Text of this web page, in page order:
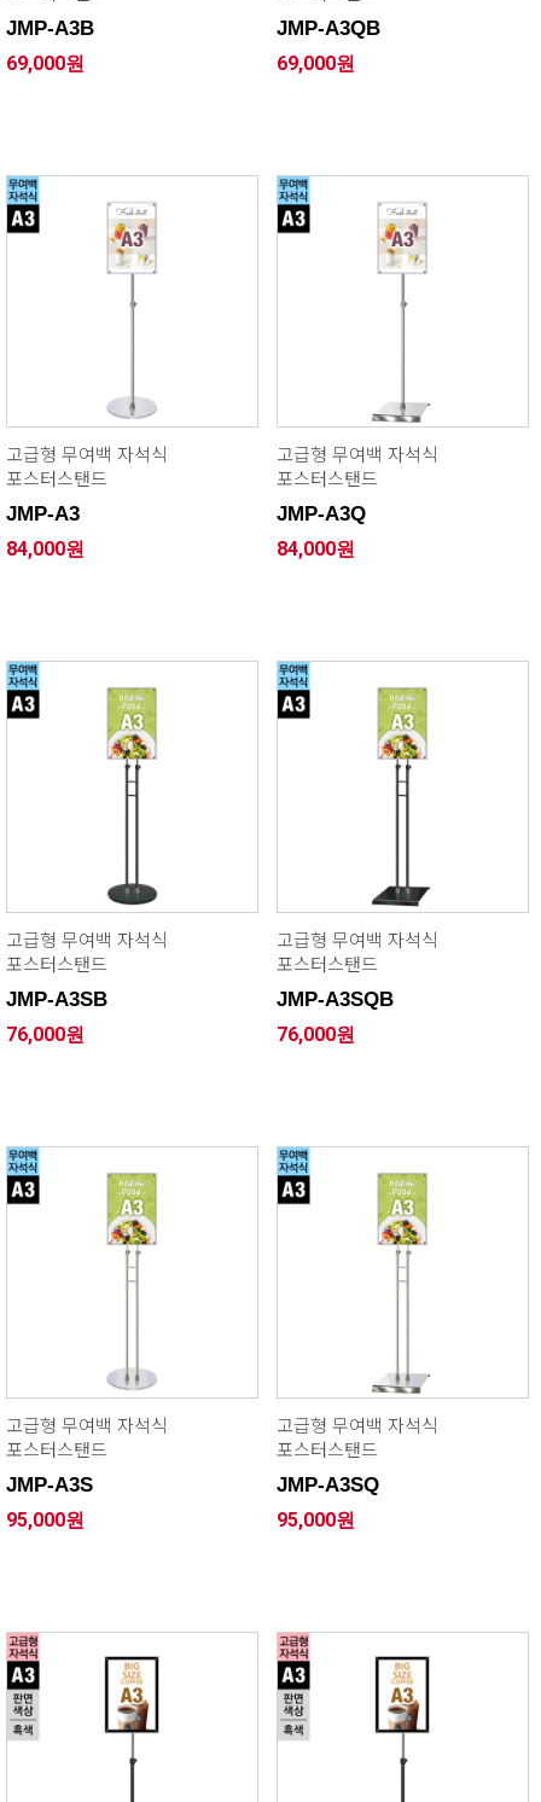
JMP-A3B
69,000원
JMP-A3QB
69,000원
고급형 무여백 자석식
포스터스탠드
JMP-A3
84,000원
고급형 무여백 자석식
포스터스탠드
JMP-A3Q
84,000원
고급형 무여백 자석식
포스터스탠드
JMP-A3SB
76,000원
고급형 무여백 자석식
포스터스탠드
JMP-A3SQB
76,000원
고급형 무여백 자석식
포스터스탠드
JMP-A3S
95,000원
고급형 무여백 자석식
포스터스탠드
JMP-A3SQ
95,000원